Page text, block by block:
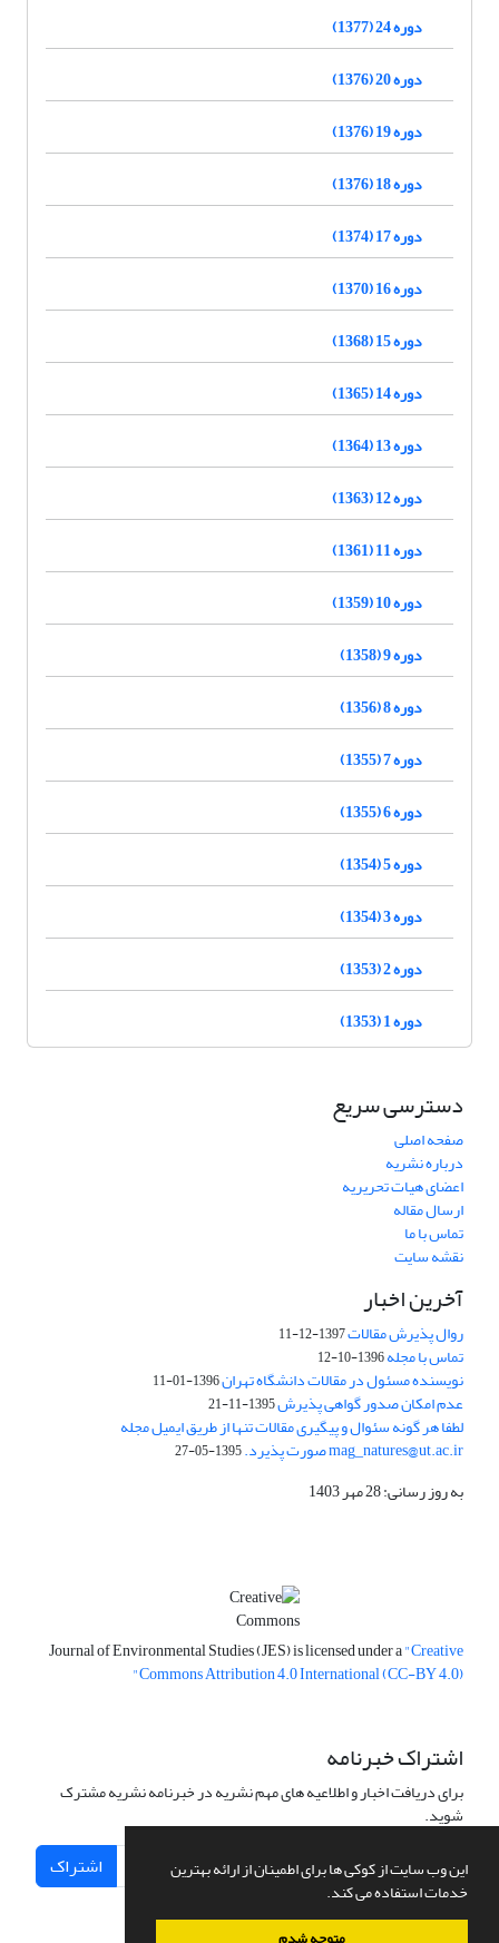
این وب سایت از کوکی ها برای اطمینان از ارائه بهترین
خدمات استفاده می کند.
دوره 24 (1377)
دوره 20 (1376)
دوره 19 (1376)
دوره 18 (1376)
دوره 17 (1374)
دوره 16 (1370)
دوره 15 (1368)
دوره 14 (1365)
دوره 13 (1364)
دوره 12 (1363)
دوره 11 (1361)
دوره 10 (1359)
دوره 9 (1358)
دوره 8 (1356)
دوره 7 (1355)
دوره 6 (1355)
دوره 5 (1354)
دوره 3 (1354)
دوره 2 (1353)
دوره 1 (1353)
دسترسی سریع
صفحه اصلی
درباره نشریه
اعضای هیات تحریریه
ارسال مقاله
تماس با ما
نقشه سایت
آخرین اخبار
روال پذیرش مقالات1397-12-11
تماس با مجله1396-10-12
نویسنده مسئول در مقالات دانشگاه تهران1396-01-11
عدم امکان صدور گواهی پذیرش1395-11-21
لطفا هر گونه سئوال و پیگیری مقالات تنها از طریق ایمیل مجله
mag_natures@ut.ac.ir صورت پذیرد. 1395-05-27
به روز رسانی: 28 مهر 1403
Journal of Environmental Studies (JES) is licensed under a"Creative
Commons Attribution 4.0 International (CC-BY 4.0)"
اشتراک خبرنامه
برای دریافت اخبار و اطلاعیه های مهم نشریه در خبرنامه نشریه مشترک
شوید.
اشتراک